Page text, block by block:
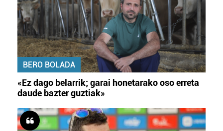
BERO BOLADA
«Ez dago belarrik; garai honetarako oso erreta
daude bazter guztiak»